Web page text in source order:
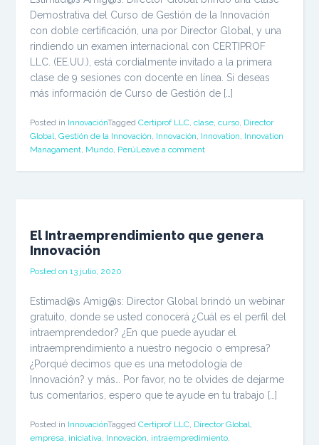
Demostrativa del Curso de Gestión de la Innovación
con doble certificación, una por Director Global, y una
rindiendo un examen internacional con CERTIPROF
LLC. (EE.UU.), está cordialmente invitado a la primera
clase de 9 sesiones con docente en línea. Si deseas
más información de Curso de Gestión de […]
Posted in InnovaciónTaggedCertiprof LLC ,clase ,curso Director
Global ,Gestión de la Innovación Innovación Innovation Innovation
Managament Mundo PerúLeave a comment
El Intraemprendimiento que genera
Innovación
Posted on13 julio, 2020
Estimad@s Amig@s: Director Global brindó un webinar
gratuito, donde se usted conocerá ¿Cuál es el perfil del
intraemprendedor? ¿En que puede ayudar el
intraemprendimiento a nuestro negocio o empresa?
¿Porqué decimos que es una metodología de
Innovación? y más… Por favor, no te olvides de dejarme
tus comentarios, espero que te ayude en tu trabajo […]
Posted in InnovaciónTaggedCertiprof LLC Director Global
empresa iniciativa Innovación intraempredimiento